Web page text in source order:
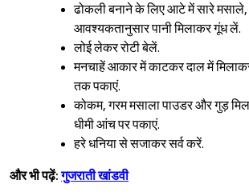
ढोकली बनाने के लिए आटे में सारे
आवश्यकतानुसार पानी मिलाकर गूंध लें.
लोई लेकर रोटी बेलें.
मनचाहें आकार में काटकर दाल में
तक पकाएं.
कोकम, गरम मसाला पाउडर और गुड़
धीमी आंच पर पकाएं.
हरे धनिया से सजाकर सर्व करें.
और भी पढ़ें:गुजराती खांडवी